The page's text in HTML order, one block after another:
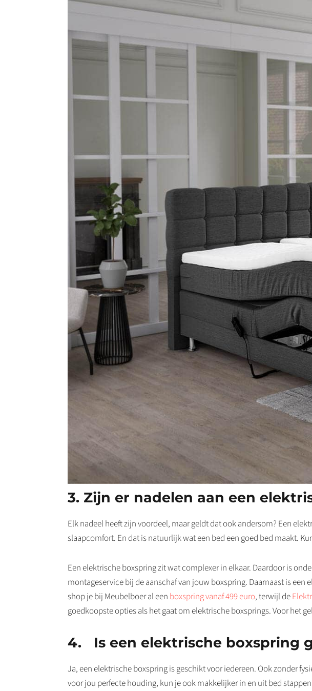
3. Zijn er nadelen aan een
Elk nadeel heeft zijn voordeel, maar geldt dat ook andersom? Een
slaapcomfort. En dat is natuurlijk wat een bed een goed bed maakt.
Een elektrische boxspring zit wat complexer in elkaar. Daardoor is
montageservice bij de aanschaf van jouw boxspring. Daarnaast is
shop je bij Meubelboer al een boxspring vanaf 499 euro, terwijl de
goedkoopste opties als het gaat om elektrische boxsprings. Voor het
4. Is een elektrische boxspring
Ja, een elektrische boxspring is geschikt voor iedereen. Ook zonder
voor jou perfecte houding, kun je ook makkelijker in en uit bed